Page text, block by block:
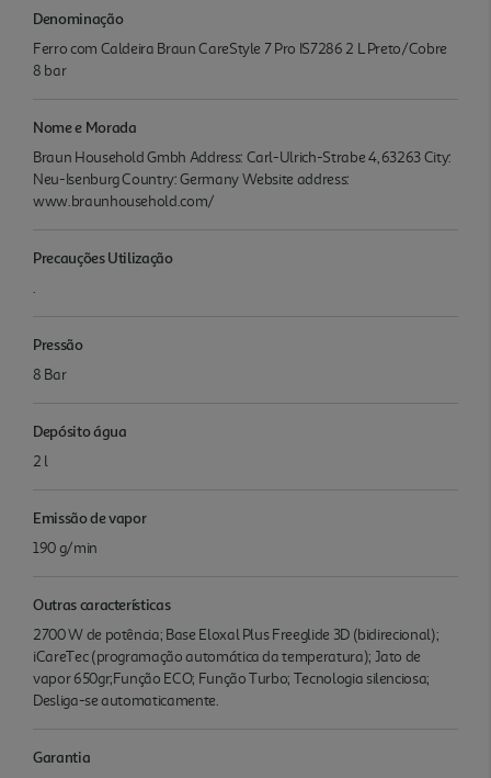
Denominação
Ferro com Caldeira Braun CareStyle 7 Pro IS7286 2 L Preto/Cobre
8 bar
Nome e Morada
Braun Household Gmbh Address: Carl-Ulrich-Strabe 4, 63263 City:
Neu-Isenburg Country: Germany Website address:
www.braunhousehold.com/
Precauções Utilização
.
Pressão
8 Bar
Depósito água
2 l
Emissão de vapor
190 g/min
Outras características
2700 W de potência; Base Eloxal Plus Freeglide 3D (bidirecional);
iCareTec (programação automática da temperatura); Jato de
vapor 650gr;Função ECO; Função Turbo; Tecnologia silenciosa;
Desliga-se automaticamente.
Garantia